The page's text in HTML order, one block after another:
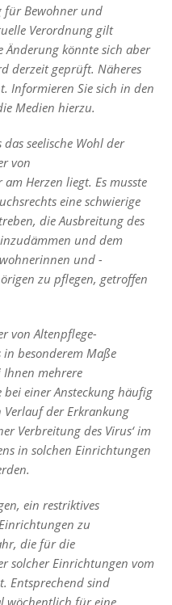
für Bewohner und
Verordnung gilt
Änderung könnte sich aber
derzeit geprüft. Näheres
Informieren Sie sich in den
Medien hierzu.
seelische Wohl der
von
Herzen liegt. Es musste
eine schwierige
die Ausbreitung des
und dem
und -
zu pflegen, getroffen
von Altenpflege-
besonderem Maße
Ihnen mehrere
einer Ansteckung häufig
Verlauf der Erkrankung
Verbreitung des Virus‘ im
in solchen Einrichtungen
ein restriktives
zu
die für die
solcher Einrichtungen vom
Entsprechend sind